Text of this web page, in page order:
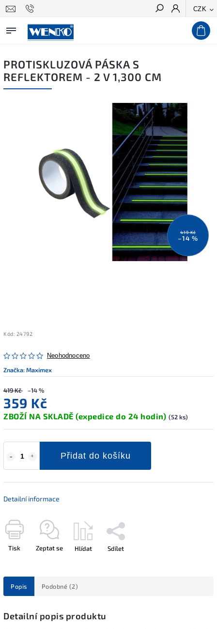
CZK
Hledat
PROTISKLUZOVÁ PÁSKA S
REFLEKTOREM - 2 V 1,300 CM
419 Kč
–14 %
Kód: 24792
Neohodnoceno
Značka:Maximex
419 Kč –14 %
359 Kč
ZBOŽÍ NA SKLADĚ (expedice do 24 hodin) (52 ks)
Přidat do košíku
Detailní informace
Tisk Zeptat se Hlídat Sdílet
Popis Podobné (2)
Detailní popis produktu